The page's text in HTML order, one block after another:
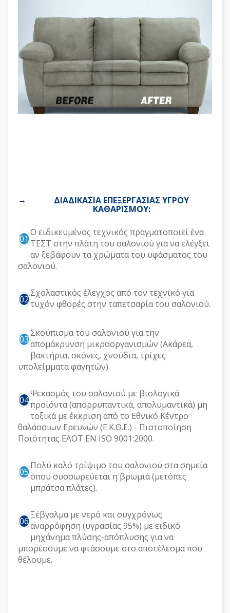
ΔΙΑΔΙΚΑΣΙΑ ΕΠΕΞΕΡΓΑΣΙΑΣ ΥΓΡΟΥ
ΚΑΘΑΡΙΣΜΟΥ:
01
Ο ειδικευμένος τεχνικός πραγματοποιεί ένα
ΤΕΣΤ στην πλάτη του σαλονιού για να ελέγξει
αν ξεβάφουν τα χρώματα του υφάσματος του
σαλονιού.
02
Σχολαστικός έλεγχος από τον τεχνικό για
τυχόν φθορές στην ταπετσαρία του σαλονιού.
03
Σκούπισμα του σαλονιού για την
απομάκρυνση μικροοργανισμών (Ακάρεα,
βακτήρια, σκόνες, χνούδια, τρίχες
υπολείμματα φαγητών).
04
Ψεκασμός του σαλονιού με βιολογικά
προϊόντα (απορρυπαντικά, απολυμαντικά) μη
τοξικά με έκκριση από το Εθνικό Κέντρο
θαλάσσιων Ερευνών (Ε.Κ.Θ.Ε.) - Πιστοποίηση
Ποιότητας ΕΛΟΤ ΕΝ ISO 9001:2000.
05
Πολύ καλό τρίψιμο του σαλονιού στα σημεία
όπου συσσωρεύεται η βρωμιά (μετόπες
μπράτσα πλάτες).
06
Ξέβγαλμα με νερό και συγχρόνως
αναρρόφηση (υγρασίας 95%) με ειδικό
μηχάνημα πλύσης-απόπλυσης για να
μπορέσουμε να φτάσουμε στο αποτέλεσμα που
θέλουμε.​